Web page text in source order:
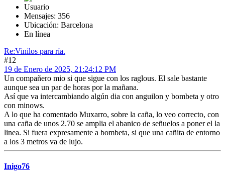
Usuario
Mensajes: 356
Ubicación: Barcelona
En línea
Re:Vinilos para ría.
#12
19 de Enero de 2025, 21:24:12 PM
Un compañero mio si que sigue con los raglous. El sale bastante
aunque sea un par de horas por la mañana.
Así que va intercambiando algún dia con anguilon y bombeta y otro
con minows.
A lo que ha comentado Muxarro, sobre la caña, lo veo correcto, con
una caña de unos 2.70 se amplia el abanico de señuelos a poner el la
linea. Si fuera expresamente a bombeta, si que una cañita de entorno
a los 3 metros va de lujo.
Inigo76